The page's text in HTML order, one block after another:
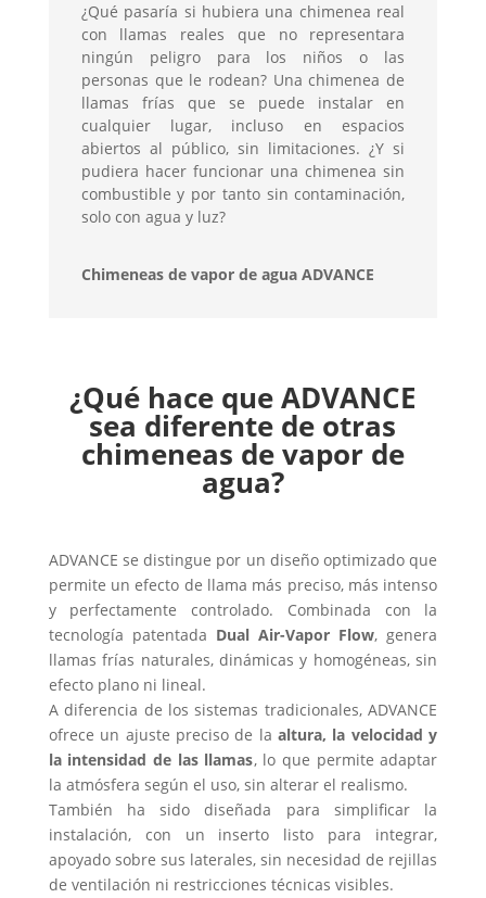
¿Qué pasaría si hubiera una chimenea real
con llamas reales que no representara
ningún peligro para los niños o las
personas que le rodean? Una chimenea de
llamas frías que se puede instalar en
cualquier lugar, incluso en espacios
abiertos al público, sin limitaciones. ¿Y si
pudiera hacer funcionar una chimenea sin
combustible y por tanto sin contaminación,
solo con agua y luz?
Chimeneas de vapor de agua ADVANCE
¿Qué hace que ADVANCE
sea diferente de otras
chimeneas de vapor de
agua?
ADVANCE se distingue por un diseño optimizado que
permite un efecto de llama más preciso, más intenso
y perfectamente controlado. Combinada con la
tecnología patentada Dual Air-Vapor Flow, genera
llamas frías naturales, dinámicas y homogéneas, sin
efecto plano ni lineal.
A diferencia de los sistemas tradicionales, ADVANCE
ofrece un ajuste preciso de laaltura, la velocidad y
la intensidad de las llamas, lo que permite adaptar
la atmósfera según el uso, sin alterar el realismo.
También ha sido diseñada para simplificar la
instalación, con un inserto listo para integrar,
apoyado sobre sus laterales, sin necesidad de rejillas
de ventilación ni restricciones técnicas visibles.